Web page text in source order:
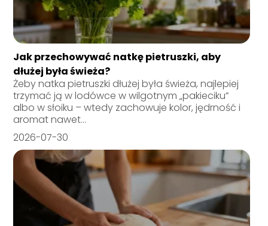
Jak przechowywać natkę pietruszki, aby
dłużej była świeża?
Żeby natka pietruszki dłużej była świeża, najlepiej
trzymać ją w lodówce w wilgotnym „pakieciku”
albo w słoiku – wtedy zachowuje kolor, jędrność i
aromat nawet...
2026-07-30